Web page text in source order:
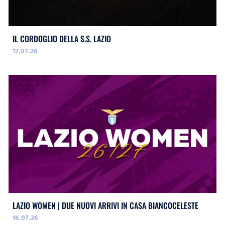
IL CORDOGLIO DELLA S.S. LAZIO
17.07.26
LAZIO WOMEN | DUE NUOVI ARRIVI IN CASA BIANCOCELESTE
16.07.26